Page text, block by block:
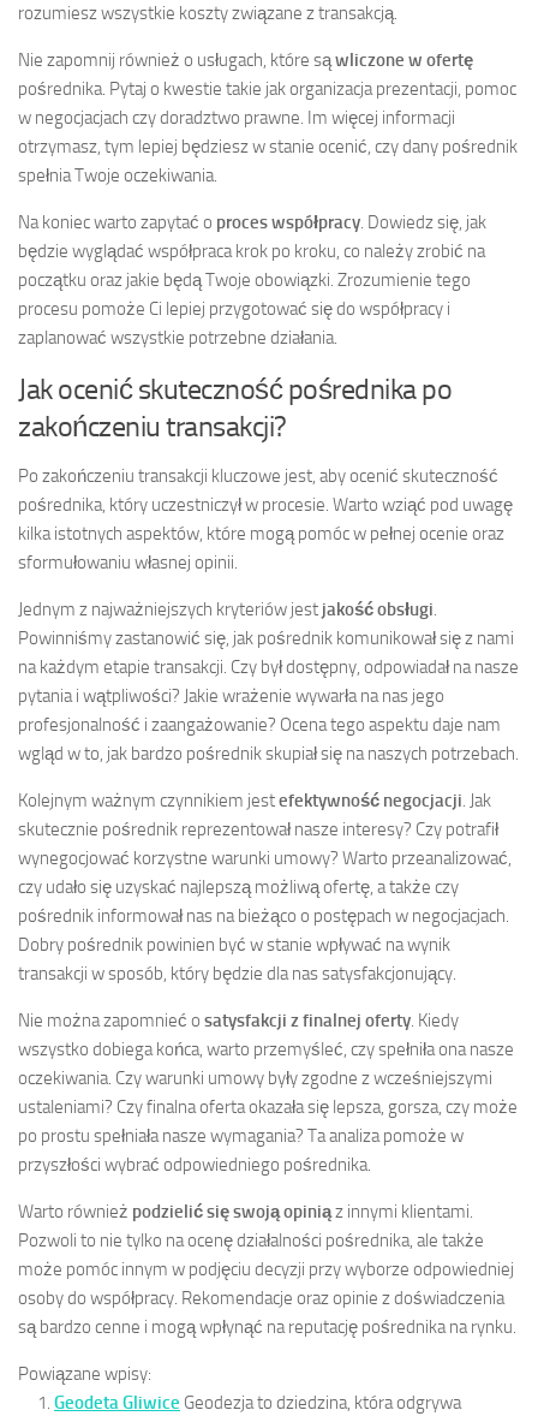
rozumiesz wszystkie koszty związane z transakcją.
Nie zapomnij również o usługach, które sąwliczone w ofertę
pośrednika. Pytaj o kwestie takie jak organizacja prezentacji, pomoc
w negocjacjach czy doradztwo prawne. Im więcej informacji
otrzymasz, tym lepiej będziesz w stanie ocenić, czy dany pośrednik
spełnia Twoje oczekiwania.
Na koniec warto zapytać o proces współpracy. Dowiedz się, jak
będzie wyglądać współpraca krok po kroku, co należy zrobić na
początku oraz jakie będą Twoje obowiązki. Zrozumienie tego
procesu pomoże Ci lepiej przygotować się do współpracy i
zaplanować wszystkie potrzebne działania.
Jak ocenić skuteczność pośrednika po
zakończeniu transakcji?
Po zakończeniu transakcji kluczowe jest, aby ocenić skuteczność
pośrednika, który uczestniczył w procesie. Warto wziąć pod uwagę
kilka istotnych aspektów, które mogą pomóc w pełnej ocenie oraz
sformułowaniu własnej opinii.
Jednym z najważniejszych kryteriów jest jakość obsługi.
Powinniśmy zastanowić się, jak pośrednik komunikował się z nami
na każdym etapie transakcji. Czy był dostępny, odpowiadał na nasze
pytania i wątpliwości? Jakie wrażenie wywarła na nas jego
profesjonalność i zaangażowanie? Ocena tego aspektu daje nam
wgląd w to, jak bardzo pośrednik skupiał się na naszych potrzebach.
Kolejnym ważnym czynnikiem jestefektywność negocjacji. Jak
skutecznie pośrednik reprezentował nasze interesy? Czy potrafił
wynegocjować korzystne warunki umowy? Warto przeanalizować,
czy udało się uzyskać najlepszą możliwą ofertę, a także czy
pośrednik informował nas na bieżąco o postępach w negocjacjach.
Dobry pośrednik powinien być w stanie wpływać na wynik
transakcji w sposób, który będzie dla nas satysfakcjonujący.
Nie można zapomnieć o satysfakcji z finalnej oferty. Kiedy
wszystko dobiega końca, warto przemyśleć, czy spełniła ona nasze
oczekiwania. Czy warunki umowy były zgodne z wcześniejszymi
ustaleniami? Czy finalna oferta okazała się lepsza, gorsza, czy może
po prostu spełniała nasze wymagania? Ta analiza pomoże w
przyszłości wybrać odpowiedniego pośrednika.
Warto również podzielić się swoją opiniąz innymi klientami.
Pozwoli to nie tylko na ocenę działalności pośrednika, ale także
może pomóc innym w podjęciu decyzji przy wyborze odpowiedniej
osoby do współpracy. Rekomendacje oraz opinie z doświadczenia
są bardzo cenne i mogą wpłynąć na reputację pośrednika na rynku.
Powiązane wpisy:
Geodeta Gliwice Geodezja to dziedzina, która odgrywa